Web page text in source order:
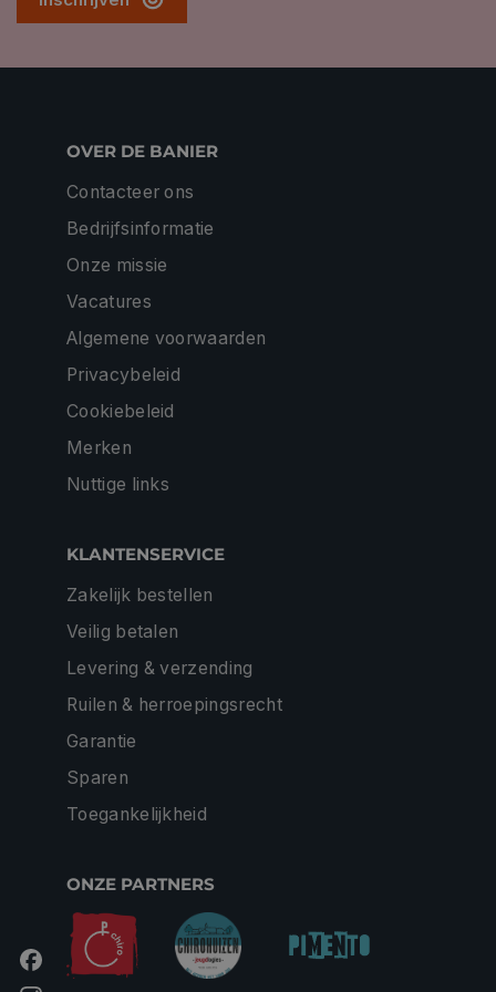
OVER DE BANIER
Contacteer ons
Bedrijfsinformatie
Onze missie
Vacatures
Algemene voorwaarden
Privacybeleid
Cookiebeleid
Merken
Nuttige links
KLANTENSERVICE
Zakelijk bestellen
Veilig betalen
Levering & verzending
Ruilen & herroepingsrecht
Garantie
Sparen
Toegankelijkheid
ONZE PARTNERS